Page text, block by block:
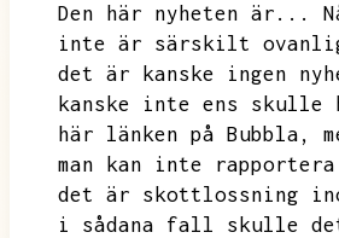
Den här nyheten är...
inte är särskilt
det är kanske ingen
kanske inte ens skulle
här länken på Bubbla,
man kan inte
det är skottlossning
i sådana fall skulle